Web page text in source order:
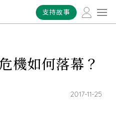
支持故事
機如何落幕？
2017-11-25